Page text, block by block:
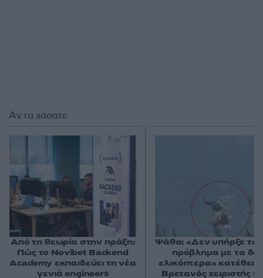
Αν τα χάσατε
Από τη θεωρία στην πράξη:
Πώς το Novibet Backend
Academy εκπαιδεύει τη νέα
γενιά engineers
Ψάθα: «Δεν υπήρξε
πρόβλημα με τα
ελικόπτερα»
Βρετανός χειριστής